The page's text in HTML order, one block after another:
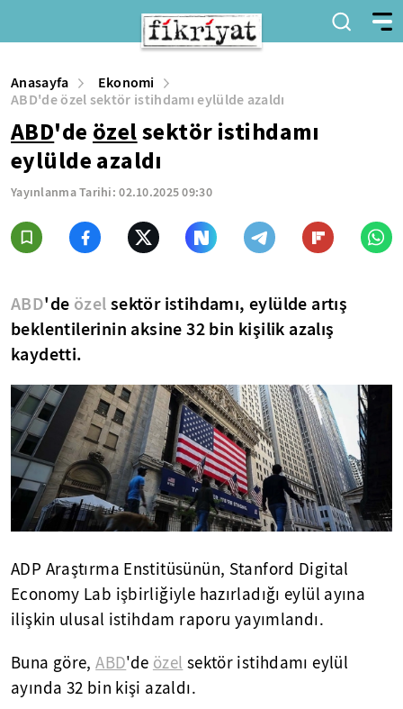
Anasayfa
Ekonomi
ABD'de özel sektör istihdamı eylülde azaldı
ABD'de özelsektör istihdamı
eylülde azaldı
Yayınlanma Tarihi:02.10.2025 09:30
ABD'de özelsektör istihdamı, eylülde artış
beklentilerinin aksine 32 bin kişilik azalış
kaydetti.
ADP Araştırma Enstitüsünün, Stanford Digital
Economy Lab işbirliğiyle hazırladığı eylül ayına
ilişkin ulusal istihdam raporu yayımlandı.
Buna göre,ABD'de özel sektör istihdamı eylül
ayında 32 bin kişi azaldı.